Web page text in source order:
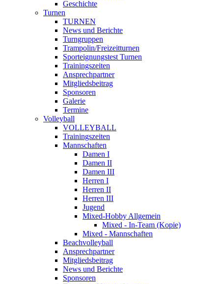
Geschichte
Turnen
TURNEN
News und Berichte
Turngruppen
Trampolin/Freizeitturnen
Sporteignungstest Turnen
Trainingszeiten
Ansprechpartner
Mitgliedsbeitrag
Sponsoren
Galerie
Termine
Volleyball
VOLLEYBALL
Trainingszeiten
Mannschaften
Damen I
Damen II
Damen III
Herren I
Herren II
Herren III
Jugend
Mixed-Hobby Allgemein
Mixed - In-Team (Kopie)
Mixed - Mannschaften
Beachvolleyball
Ansprechpartner
Mitgliedsbeitrag
News und Berichte
Sponsoren